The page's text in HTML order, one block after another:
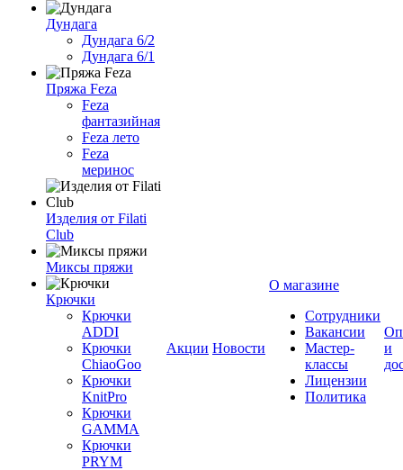
Дундага
Дундага 6/2
Дундага 6/1
Пряжа Feza
Feza
фантазийная
Feza лето
Feza
меринос
Изделия от Filati
Club
Миксы пряжи
Крючки
Крючки
ADDI
Крючки
ChiaoGoo
Крючки
KnitPro
Крючки
GAMMA
Крючки
PRYM
Акции Новости
О магазине
Сотрудники
Вакансии
Мастер-
классы
Лицензии
Политика
и